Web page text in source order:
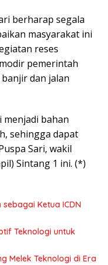
berharap segala
masyarakat ini
reses
pemerintah
dan jalan
menjadi bahan
sehingga dapat
Sari, wakil
Sintang 1 ini. (*)
Ketua ICDN
Teknologi untuk
Melek Teknologi di Era